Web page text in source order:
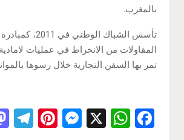
بالمغرب.
تأسس الشباك
المقاولات من الانخراط في عمليات
تمر بها السفن التجارية خلال رسوها
F
W
X
M
Pi
T